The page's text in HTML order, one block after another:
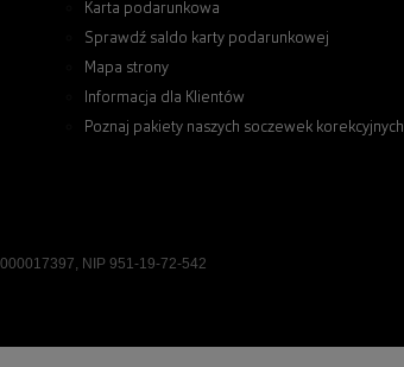
Karta podarunkowa
Sprawdź saldo karty podarunkowej
Mapa strony
Informacja dla Klientów
Poznaj pakiety naszych soczewek korekcyjnych
NIP 951-19-72-542